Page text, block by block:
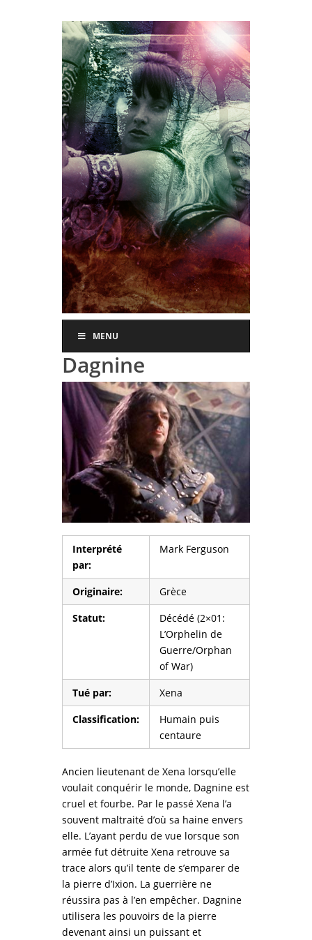
MENU
Dagnine
Interprété
par:
Mark Ferguson
Originaire:
Grèce
Statut:
Décédé (2×01:
L’Orphelin de
Guerre/Orphan
of War)
Tué par:
Xena
Classification:
Humain puis
centaure
Ancien lieutenant de Xena lorsqu’elle
voulait conquérir le monde, Dagnine est
cruel et fourbe. Par le passé Xena l’a
souvent maltraité d’où sa haine envers
elle. L’ayant perdu de vue lorsque son
armée fut détruite Xena retrouve sa
trace alors qu’il tente de s’emparer de
la pierre d’Ixion. La guerrière ne
réussira pas à l’en empêcher. Dagnine
utilisera les pouvoirs de la pierre
devenant ainsi un puissant et